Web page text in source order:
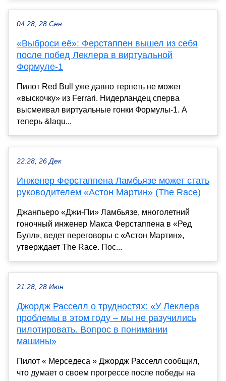
04:28, 28 Сен
«Выброси её»: Ферстаппен вышел из себя
после побед Леклера в виртуальной
Формуле-1
Пилот Red Bull уже давно терпеть не может
«выскочку» из Ferrari. Нидерландец сперва
высмеивал виртуальные гонки Формулы-1. А
теперь &laqu...
22:28, 26 Дек
Инженер Ферстаппена Ламбьязе может стать
руководителем «Астон Мартин» (The Race)
Джанпьеро «Джи-Пи» Ламбьязе, многолетний
гоночный инженер Макса Ферстаппена в «Ред
Булл», ведет переговоры с «Астон Мартин»,
утверждает The Race. Пос...
21:28, 28 Июн
Джордж Расселл о трудностях: «У Леклера
проблемы в этом году – мы не разучились
пилотировать. Вопрос в понимании
машины»
Пилот « Мерседеса » Джордж Расселл сообщил,
что думает о своем прогрессе после победы на